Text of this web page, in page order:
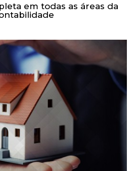
em todas as áreas da